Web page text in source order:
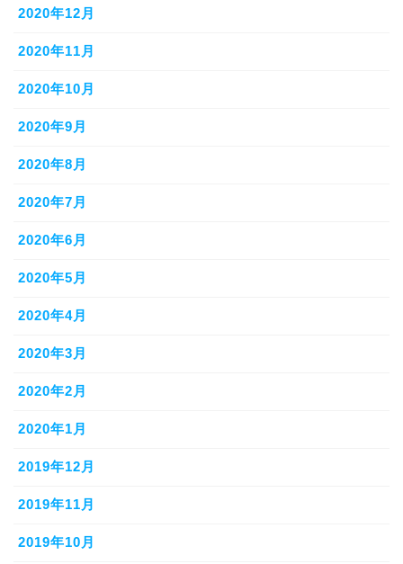
2020年12月
2020年11月
2020年10月
2020年9月
2020年8月
2020年7月
2020年6月
2020年5月
2020年4月
2020年3月
2020年2月
2020年1月
2019年12月
2019年11月
2019年10月